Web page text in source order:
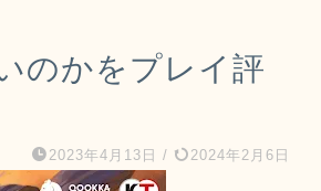
のかをプレイ評
2023年4月13日 / 2024年2月6日